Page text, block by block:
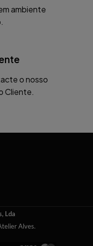
ambiente
o nosso
Cliente.
Lda
Alves.